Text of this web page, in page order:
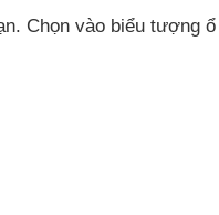
Chọn vào biểu tượng